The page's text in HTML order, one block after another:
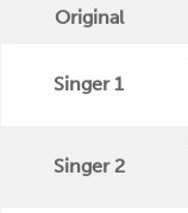
Original
Singer 1
Singer 2